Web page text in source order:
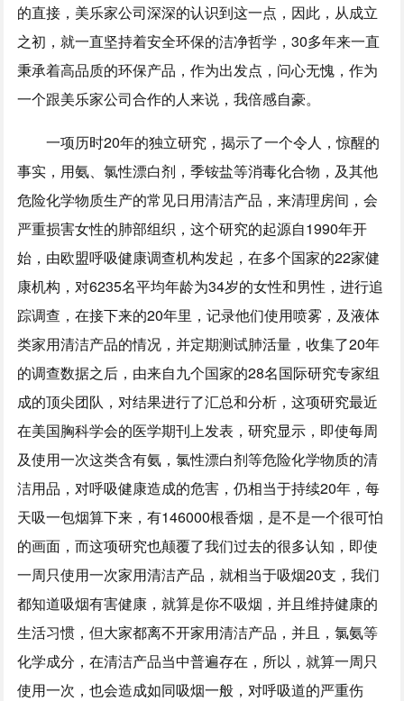
的直接，美乐家公司深深的认识到这一点，因此，从成立
之初，就一直坚持着安全环保的洁净哲学，30多年来一直
秉承着高品质的环保产品，作为出发点，问心无愧，作为
一个跟美乐家公司合作的人来说，我倍感自豪。
一项历时20年的独立研究，揭示了一个令人，惊醒的
事实，用氨、氯性漂白剂，季铵盐等消毒化合物，及其他
危险化学物质生产的常见日用清洁产品，来清理房间，会
严重损害女性的肺部组织，这个研究的起源自1990年开
始，由欧盟呼吸健康调查机构发起，在多个国家的22家健
康机构，对6235名平均年龄为34岁的女性和男性，进行追
踪调查，在接下来的20年里，记录他们使用喷雾，及液体
类家用清洁产品的情况，并定期测试肺活量，收集了20年
的调查数据之后，由来自九个国家的28名国际研究专家组
成的顶尖团队，对结果进行了汇总和分析，这项研究最近
在美国胸科学会的医学期刊上发表，研究显示，即使每周
及使用一次这类含有氨，氯性漂白剂等危险化学物质的清
洁用品，对呼吸健康造成的危害，仍相当于持续20年，每
天吸一包烟算下来，有146000根香烟，是不是一个很可怕
的画面，而这项研究也颠覆了我们过去的很多认知，即使
一周只使用一次家用清洁产品，就相当于吸烟20支，我们
都知道吸烟有害健康，就算是你不吸烟，并且维持健康的
生活习惯，但大家都离不开家用清洁产品，并且，氯氨等
化学成分，在清洁产品当中普遍存在，所以，就算一周只
使用一次，也会造成如同吸烟一般，对呼吸道的严重伤